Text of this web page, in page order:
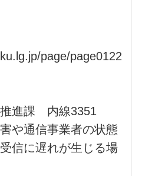
page/page0122
推進課 内線3351
や通信事業者の状態
信に遅れが生じる場